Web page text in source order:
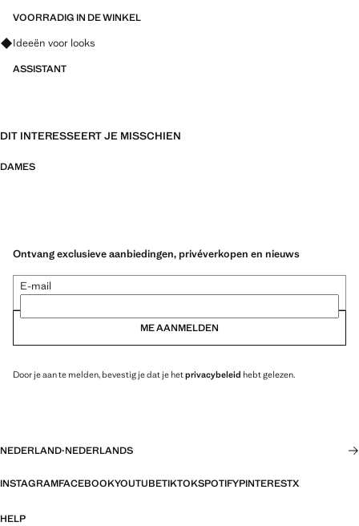
VOORRADIG IN DE WINKEL
Vraag om outfitideeën, kledingstukken en trends
Ideeën voor looks
ASSISTANT
DIT INTERESSEERT JE MISSCHIEN
DAMES
Ontvang exclusieve aanbiedingen, privéverkopen en nieuws
E-mail
ME AANMELDEN
Door je aan te melden, bevestig je dat je hetprivacybeleid hebt gelezen.
NEDERLAND·NEDERLANDS
INSTAGRAMFACEBOOKYOUTUBETIKTOKSPOTIFYPINTERESTX
HELP